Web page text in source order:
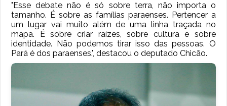
"Esse debate não é só sobre terra, não importa o
tamanho. É sobre as famílias paraenses. Pertencer a
um lugar vai muito além de uma linha traçada no
mapa. É sobre criar raízes, sobre cultura e sobre
identidade. Não podemos tirar isso das pessoas. O
Pará é dos paraenses.", destacou o deputado Chicão.